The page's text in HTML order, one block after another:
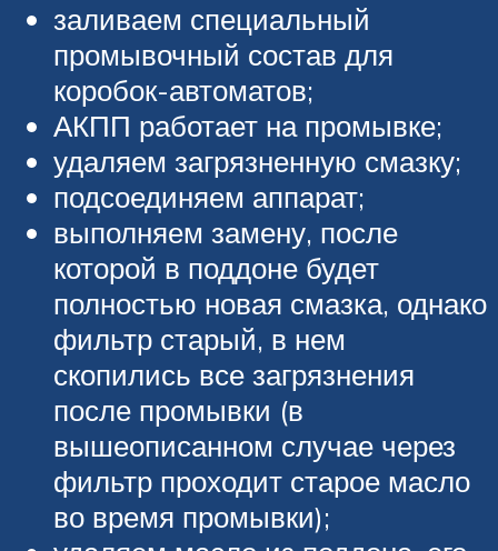
заливаем специальный
промывочный состав для
коробок-автоматов;
АКПП работает на промывке;
удаляем загрязненную смазку;
подсоединяем аппарат;
выполняем замену, после
которой в поддоне будет
полностью новая смазка, однако
фильтр старый, в нем
скопились все загрязнения
после промывки (в
вышеописанном случае через
фильтр проходит старое масло
во время промывки);